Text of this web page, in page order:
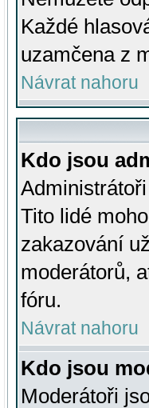
Každé
uzamčena z
Návrat nahoru
Kdo jsou
Tito lidé
zakazování
moderátorů,
fóru.
Návrat nahoru
Kdo jsou
Moderátoři